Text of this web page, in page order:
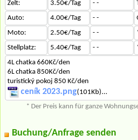
Zelt: 3.50€/Tag - -
Auto:
4.00€/Tag - -
Moto:
2.50€/Tag - -
Stellplatz:
5.40€/Tag - -
4L chatka 660Kč/den
6L chatka 850Kč/den
turistický pokoj 850 Kč/den
ceník 2023.png(101Kb)...
* Der Preis kann für ganze
Buchung/Anfrage senden